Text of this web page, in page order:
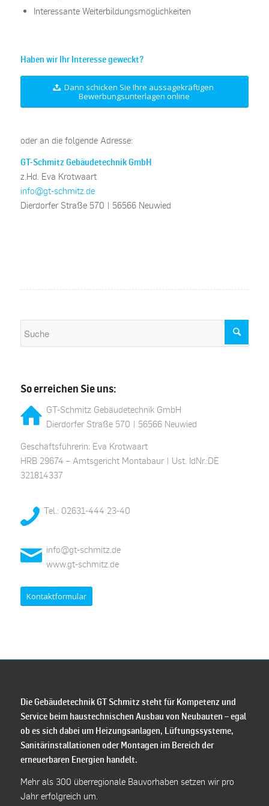
Interessante Weiterbildungsmöglichkeiten
Haben wir Ihr Interesse geweckt?
Dann schicken Sie Ihre aussagekräftigen
Bewerbungsunterlagen online
oder an die folgende Adresse:
GT-Schmitz Gebäudetechnik GmbH
z.Hd. Eva Krotwaart
info@gt-schmitz.de
Dierdorfer Straße 570 | 56566 Neuwied
So erreichen Sie uns:
GT-Schmitz Gebäudetechnik GmbH
Dierdorfer Straße 570 | 56566 Neuwied
Geschäftsführerin: Eva Krotwaart
HRB 29674 – Amtsgericht Montabaur | Ust. IdNr.:DE
321814337
Tel.: 02631-444 23-40
info@gt-schmitz.de
www.gt-schmitz.de
Kontaktformular
Die Gebäudetechnik GT Schmitz steht für Kompetenz und
Service beim haustechnischen Ausbau von Neubauten – egal
ob es sich dabei um Heizungsanlagen, Lüftungssysteme,
Sanitärinstallationen oder Montagen im Bereich der
erneuerbaren Energien handelt.
Mehr als 300 überregionale Bauvorhaben setzen wir pro
Jahr erfolgreich um.